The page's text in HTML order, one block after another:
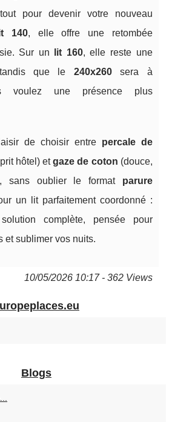
pour devenir votre nouveau
140, elle offre une retombée
Sur un
lit 160, elle reste une
tandis que le 240x260sera à
voulez une présence plus
de choisir entre percale de
hôtel) etgaze de coton (douce,
sans oublier le format parure
un lit parfaitement coordonné :
complète, pensée pour
et sublimer vos nuits.
10/05/2026 10:17 - 362 Views
Blogs